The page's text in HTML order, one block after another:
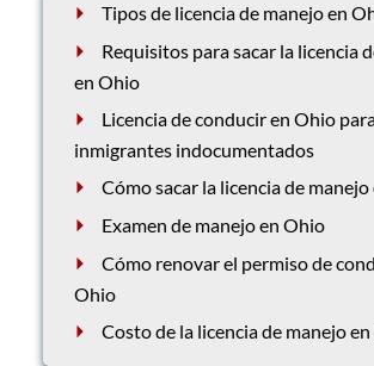
Tipos de licencia de manejo en
Requisitos para sacar la licencia
en Ohio
Licencia de conducir en Ohio
inmigrantes indocumentados
Cómo sacar la licencia de
Examen de manejo en Ohio
Cómo renovar el permiso de
Ohio
Costo de la licencia de manejo